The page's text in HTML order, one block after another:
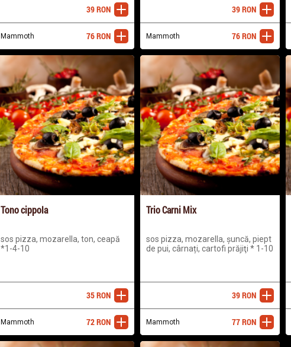
adaugă
39RON
Mammoth adaugă
76RON
adaugă
39RON
Mammoth adaugă
76RON
Tono cippola
sos pizza, mozarella, ton, ceapă
*1-4-10
adaugă
35RON
Mammoth adaugă
72RON
Trio Carni Mix
sos pizza, mozarella, șuncă, piept
de pui, cârnați, cartofi prăjiţi * 1-10
adaugă
39RON
Mammoth adaugă
77RON